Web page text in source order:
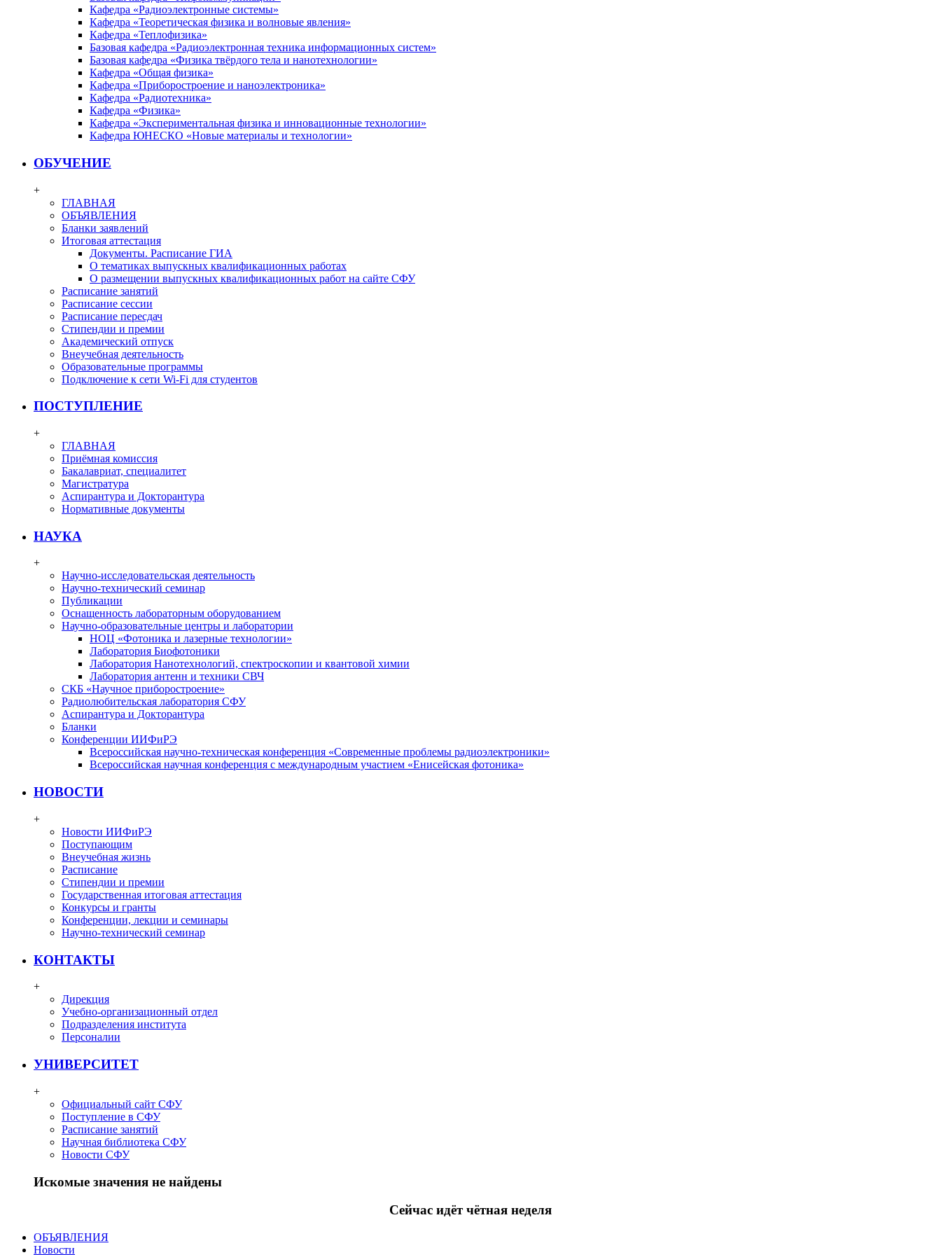
Кафедра «Радиоэлектронные системы»
Кафедра «Теоретическая физика и волновые явления»
Кафедра «Теплофизика»
Базовая кафедра «Радиоэлектронная техника информационных систем»
Базовая кафедра «Физика твёрдого тела и нанотехнологии»
Кафедра «Общая физика»
Кафедра «Приборостроение и наноэлектроника»
Кафедра «Радиотехника»
Кафедра «Физика»
Кафедра «Экспериментальная физика и инновационные технологии»
Кафедра ЮНЕСКО «Новые материалы и технологии»
ОБУЧЕНИЕ
+
ГЛАВНАЯ
ОБЪЯВЛЕНИЯ
Бланки заявлений
Итоговая аттестация
Документы. Расписание ГИА
О тематиках выпускных квалификационных работах
О размещении выпускных квалификационных работ на сайте СФУ
Расписание занятий
Расписание сессии
Расписание пересдач
Стипендии и премии
Академический отпуск
Внеучебная деятельность
Образовательные программы
Подключение к сети Wi-Fi для студентов
ПОСТУПЛЕНИЕ
+
ГЛАВНАЯ
Приёмная комиссия
Бакалавриат, специалитет
Магистратура
Аспирантура и Докторантура
Нормативные документы
НАУКА
+
Научно-исследовательская деятельность
Научно-технический семинар
Публикации
Оснащенность лабораторным оборудованием
Научно-образовательные центры и лаборатории
НОЦ «Фотоника и лазерные технологии»
Лаборатория Биофотоники
Лаборатория Нанотехнологий, спектроскопии и квантовой химии
Лаборатория антенн и техники СВЧ
СКБ «Научное приборостроение»
Радиолюбительская лаборатория СФУ
Аспирантура и Докторантура
Бланки
Конференции ИИФиРЭ
Всероссийская научно-техническая конференция «Современные проблемы радиоэлектроники»
Всероссийская научная конференция с международным участием «Енисейская фотоника»
НОВОСТИ
+
Новости ИИФиРЭ
Поступающим
Внеучебная жизнь
Расписание
Стипендии и премии
Государственная итоговая аттестация
Конкурсы и гранты
Конференции, лекции и семинары
Научно-технический семинар
КОНТАКТЫ
+
Дирекция
Учебно-организационный отдел
Подразделения института
Персоналии
УНИВЕРСИТЕТ
+
Официальный сайт СФУ
Поступление в СФУ
Расписание занятий
Научная библиотека СФУ
Новости СФУ
Искомые значения не найдены
Сейчас идёт чётная неделя
ОБЪЯВЛЕНИЯ
Новости